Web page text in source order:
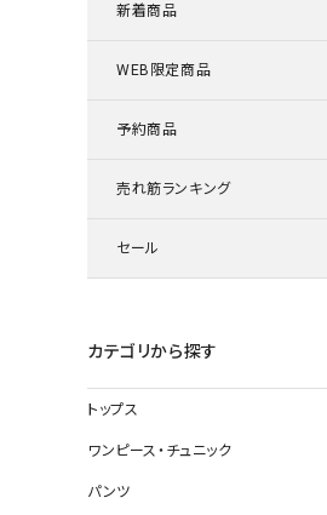
新着商品
WEB限定商品
予約商品
売れ筋ランキング
セール
カテゴリから探す
トップス
ワンピース・チュニック
パンツ